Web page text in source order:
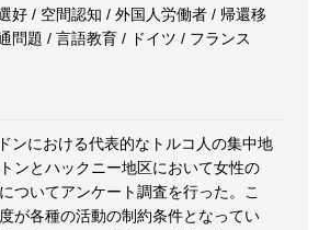
好 / 空間認知 / 外国人労働者 / 帰還移
問題 / 言語教育 / ドイツ / フランス
ンにおける代表的なトルコ人の集中地
ンとハックニー地区において女性の
ついてアンケート調査を行った。こ
が各種の活動の制約条件となってい